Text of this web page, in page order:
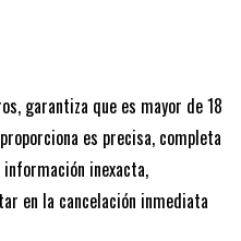
garantiza que es mayor de 18
es precisa, completa
inexacta,
en la cancelación inmediata